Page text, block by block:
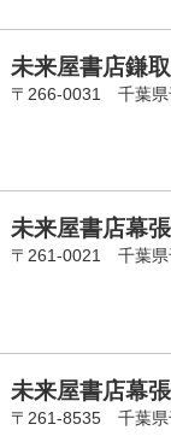
未来屋書店鎌取
〒266-0031 千葉県
未来屋書店幕張
〒261-0021 千葉県
未来屋書店幕
〒261-8535 千葉